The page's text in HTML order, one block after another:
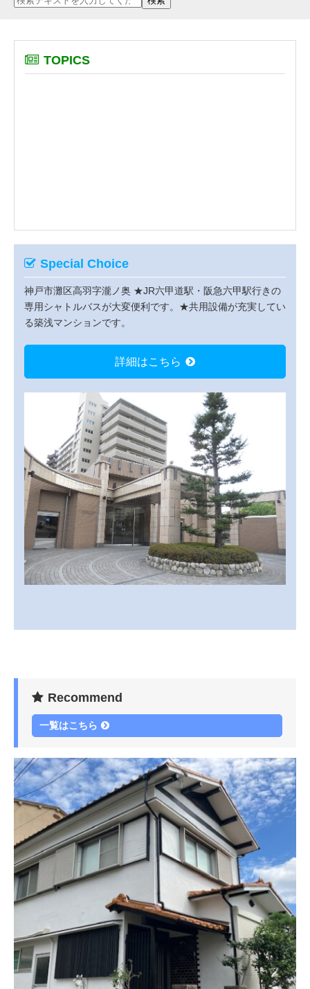
TOPICS
Special Choice
神戸市灘区高羽字瀧ノ奥 ★JR六甲道駅・阪急六甲駅行きの
専用シャトルバスが大変便利です。★共用設備が充実してい
る築浅マンションです。
詳細はこちら
Recommend
一覧はこちら